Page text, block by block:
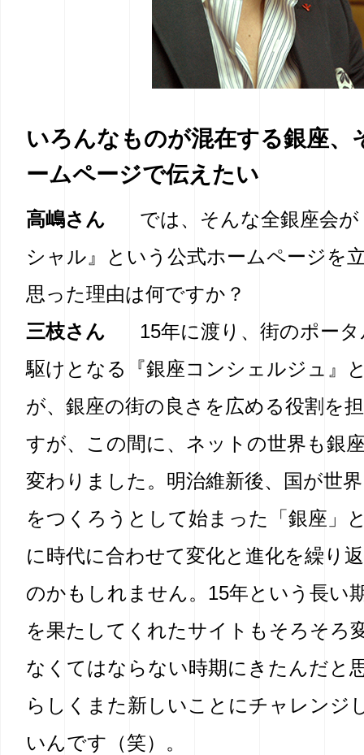
いろんなものが混在する銀座、
ームページで伝えたい
高嶋さん
では、そんな全銀座会
シャル』という公式ホームページを
思った理由は何ですか？
三枝さん
15年に渡り、街のポー
駆けとなる『銀座コンシェルジュ』
が、銀座の街の良さを広める役割を
すが、この間に、ネットの世界も銀
変わりました。明治維新後、国が世
をつくろうとして始まった「銀座」
に時代に合わせて変化と進化を繰り
のかもしれません。15年という長い
を果たしてくれたサイトもそろそろ
なくてはならない時期にきたんだと
らしくまた新しいことにチャレンジ
いんです（笑）。